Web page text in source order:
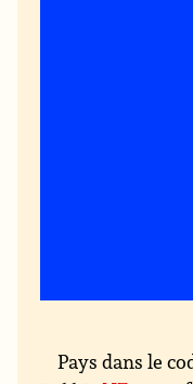
Pays dans le